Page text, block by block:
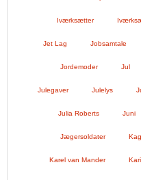
Iværksætter
Jet Lag Jobsamtale
Jordemoder Jul
Julegaver Julelys
Julia Roberts Juni
Jægersoldater
Karel van Mander